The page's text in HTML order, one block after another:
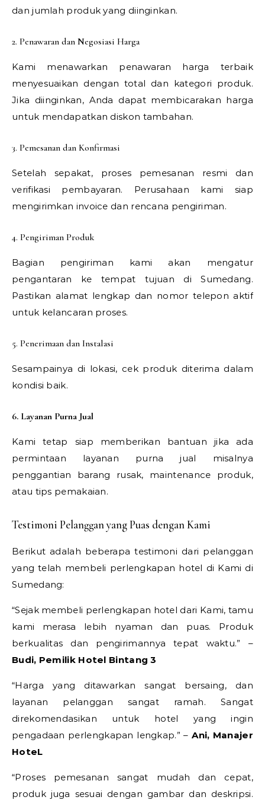
dan jumlah produk yang diinginkan.
2. Penawaran dan Negosiasi Harga
Kami menawarkan penawaran harga terbaik
menyesuaikan dengan total dan kategori produk.
Jika diinginkan, Anda dapat membicarakan harga
untuk mendapatkan diskon tambahan.
3. Pemesanan dan Konfirmasi
Setelah sepakat, proses pemesanan resmi dan
verifikasi pembayaran. Perusahaan kami siap
mengirimkan invoice dan rencana pengiriman.
4. Pengiriman Produk
Bagian pengiriman kami akan mengatur
pengantaran ke tempat tujuan di Sumedang.
Pastikan alamat lengkap dan nomor telepon aktif
untuk kelancaran proses.
5. Penerimaan dan Instalasi
Sesampainya di lokasi, cek produk diterima dalam
kondisi baik.
6. Layanan Purna Jual
Kami tetap siap memberikan bantuan jika ada
permintaan layanan purna jual misalnya
penggantian barang rusak, maintenance produk,
atau tips pemakaian.
Testimoni Pelanggan yang Puas dengan Kami
Berikut adalah beberapa testimoni dari pelanggan
yang telah membeli perlengkapan hotel di Kami di
Sumedang:
“Sejak membeli perlengkapan hotel dari Kami, tamu
kami merasa lebih nyaman dan puas. Produk
berkualitas dan pengirimannya tepat waktu.” –
Budi, Pemilik Hotel Bintang 3
“Harga yang ditawarkan sangat bersaing, dan
layanan pelanggan sangat ramah. Sangat
direkomendasikan untuk hotel yang ingin
pengadaan perlengkapan lengkap.” –Ani, Manajer
HoteL
“Proses pemesanan sangat mudah dan cepat,
produk juga sesuai dengan gambar dan deskripsi.